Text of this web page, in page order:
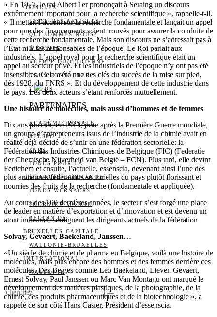
OREILLES
LISTE DES ARTICLES
QUI SOMMES-NOUS?
L’ÉQUIPE
ALERTE QUOTIDIENNE
NOUS CONTACTER
I DS
PARTENAIRES
ACADÉMIE ROYALE
BELSPO
FNRS
FONDS POUR LA
CHIRURGIE CARDIAQUE
FONDS WERNAERS
FOURNIER-MAJOIE
RÉGION DE
BRUXELLES-CAPITALE
WALLONIE-BRUXELLES
INTERNATIONAL
WALLONIE
« En 1927, le roi Albert 1er prononçait à Seraing un discours
extrêmement important pour la recherche scientifique », rappelle-t-il.
« Il mettait l’accent sur la recherche fondamentale et lançait un appel
pour que des financements soient trouvés pour assurer la conduite de
cette recherche fondamentale. Mais son discours ne s’adressait pas à
l’État ni à ses responsables de l’époque. Le Roi parlait aux
industriels. L’appel royal pour la recherche scientifique était un
appel au secteur privé. Et les industriels de l’époque n’y ont pas été
insensibles. Cela a été une des clés du succès de la mise sur pied,
dès 1928, du FNRS ». Et du développement de cette industrie dans
le pays. Les deux acteurs s’étant renforcés mutuellement.
Une histoire de molécules, mais aussi d’hommes et de femmes
Dix ans plus tôt, en 1919, juste après la Première Guerre mondiale,
un groupe d’entrepreneurs issus de l’industrie de la chimie avait en
réalité déjà décidé de s’unir en une fédération sectorielle: la
Fédération des Industries Chimiques de Belgique (FIC) (Federatie
der Chemische Nijverheid van België – FCN). Plus tard, elle devint
Fedichem et ensuite, l’actuelle, essenscia, devenant ainsi l’une des
plus anciennes fédérations sectorielles du pays plutôt florissant et
nourries des fruits de la recherche (fondamentale et appliquée).
Au cours des 100 dernières années, le secteur s’est forgé une place
de leader en matière d’exportation et d’innovation et est devenu un
atout industriel, soulignent les dirigeants actuels de la fédération.
Solvay, Gevaert, Baekeland, Janssen…
«Un siècle de chimie et de pharma en Belgique, voilà une histoire de
molécules, mais plus encore des hommes et des femmes derrière ces
molécules. Des Belges comme Leo Baekeland, Lieven Gevaert,
Ernest Solvay, Paul Janssen ou Marc Van Montagu ont marqué le
développement des matières plastiques, de la photographie, de la
chimie, des produits pharmaceutiques et de la biotechnologie », a
rappelé de son côté Hans Casier, Président d’essenscia.